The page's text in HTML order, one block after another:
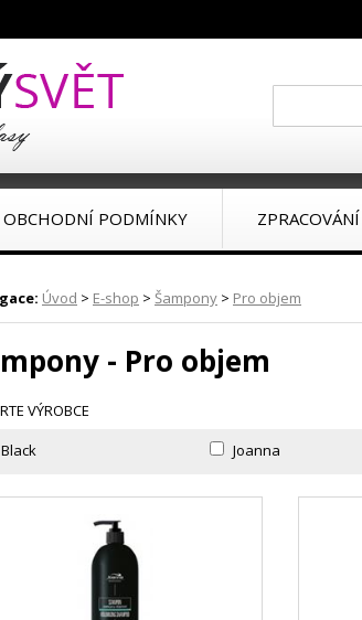
OBCHODNÍ PODMÍNKY
Úvod > E-shop > Šampony > Pro objem
- Pro objem
VÝROBCE
Black
Joanna